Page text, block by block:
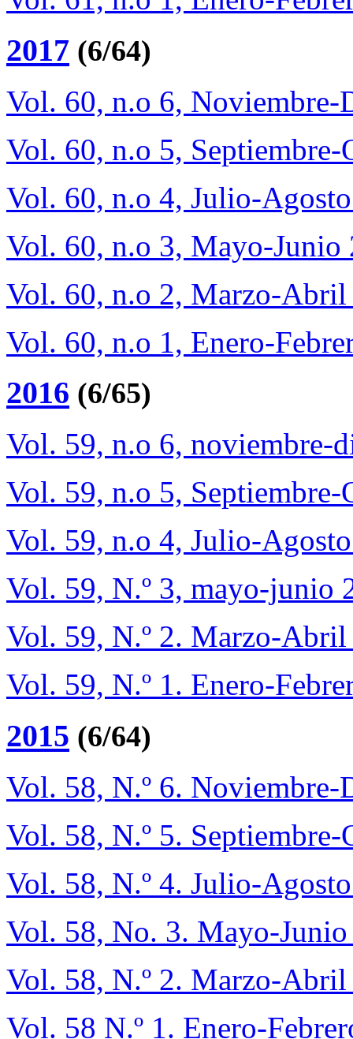
2017 (6/64)
Vol. 60, n.o 6, Noviembre-
Vol. 60, n.o 5, Septiembre-
Vol. 60, n.o 4, Julio-
Vol. 60, n.o 3, Mayo-Junio
Vol. 60, n.o 2, Marzo-Abril
Vol. 60, n.o 1, Enero-
2016 (6/65)
Vol. 59, n.o 6, noviembre-
Vol. 59, n.o 5, Septiembre-
Vol. 59, n.o 4, Julio-
Vol. 59, N.º 3, mayo-junio
Vol. 59, N.º 2. Marzo-
Vol. 59, N.º 1. Enero-
2015 (6/64)
Vol. 58, N.º 6. Noviembre-
Vol. 58, N.º 5. Septiembre-
Vol. 58, N.º 4. Julio-
Vol. 58, No. 3. Mayo-
Vol. 58, N.º 2. Marzo-
Vol. 58 N.º 1. Enero-